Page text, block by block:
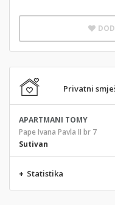
Privatni
APARTMANI TOMY
Pape Ivana Pavla II br 7
Sutivan
+ Statistika